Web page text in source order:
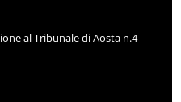
al Tribunale di Aosta n.4